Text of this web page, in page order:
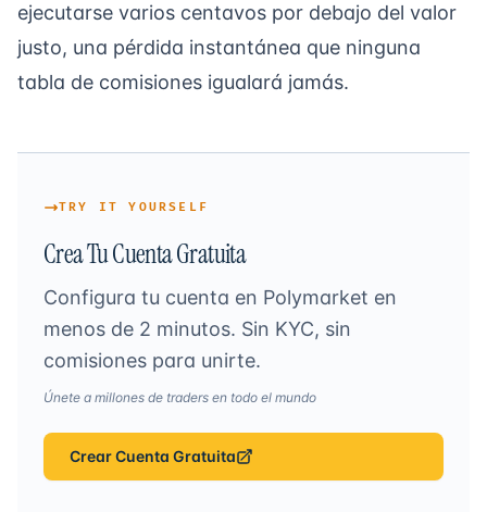
ejecutarse varios centavos por debajo del valor
justo, una pérdida instantánea que ninguna
tabla de comisiones igualará jamás.
TRY IT YOURSELF
Crea Tu Cuenta Gratuita
Configura tu cuenta en Polymarket en
menos de 2 minutos. Sin KYC, sin
comisiones para unirte.
Únete a millones de traders en todo el mundo
Crear Cuenta Gratuita